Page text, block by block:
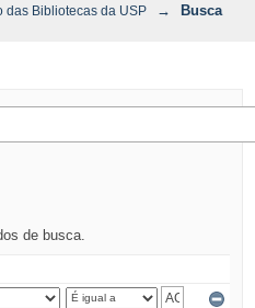
das Bibliotecas da USP →
Busca
de busca.